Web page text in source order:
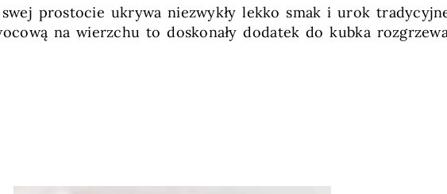
prostocie ukrywa niezwykły lekko smak i urok
na wierzchu to doskonały dodatek do kubka